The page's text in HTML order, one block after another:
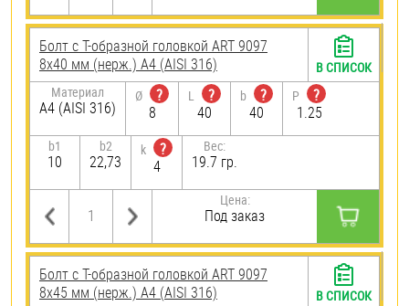
Болт с Т-образной головкой ART 9097
8х40 мм (нерж.) A4 (AISI 316)
Материал
A4 (AISI 316)
Ø
?
8
L
?
40
b
?
40
P
?
1.25
b1
10
b2
22,73
k
?
4
Вес:
19.7 гр.
Цена:
Под заказ
В СПИСОК
Болт с Т-образной головкой ART 9097
8х45 мм (нерж.) A4 (AISI 316)
В СПИСОК